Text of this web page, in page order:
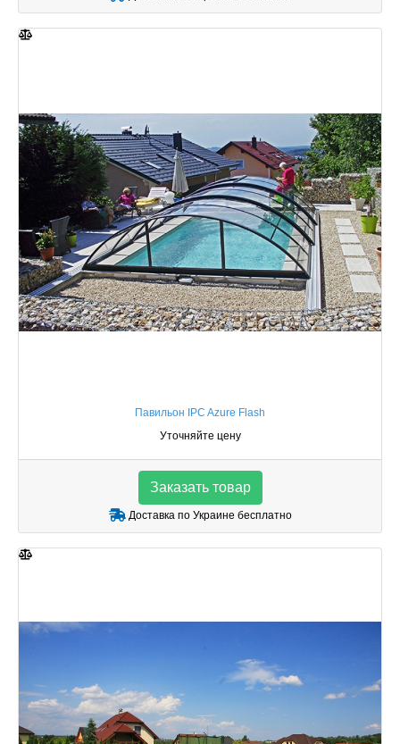
Павильон IPC Azure Flash
Уточняйте цену
Заказать товар
Доставка по Украине бесплатно